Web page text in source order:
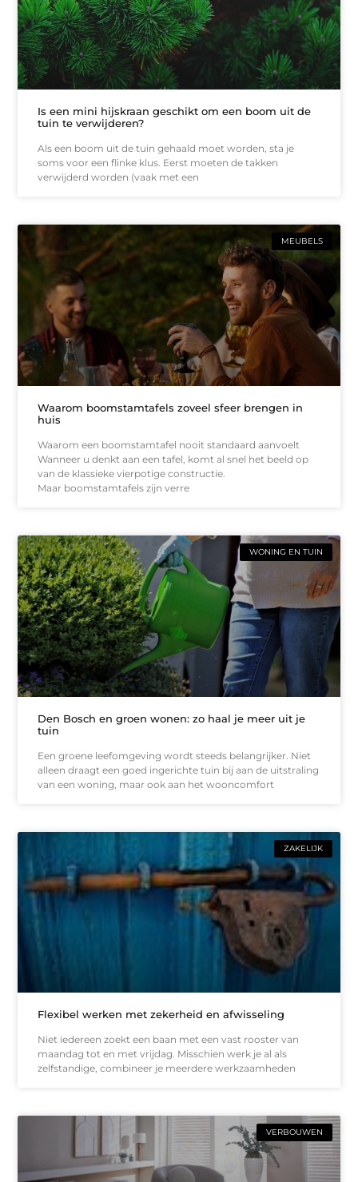
Is een mini hijskraan geschikt om een boom uit de
tuin te verwijderen?
Als een boom uit de tuin gehaald moet worden, sta je
soms voor een flinke klus. Eerst moeten de takken
verwijderd worden (vaak met een
MEUBELS
Waarom boomstamtafels zoveel sfeer brengen in
huis
Waarom een boomstamtafel nooit standaard aanvoelt
Wanneer u denkt aan een tafel, komt al snel het beeld op
van de klassieke vierpotige constructie.
Maar boomstamtafels zijn verre
WONING EN TUIN
Den Bosch en groen wonen: zo haal je meer uit je
tuin
Een groene leefomgeving wordt steeds belangrijker. Niet
alleen draagt een goed ingerichte tuin bij aan de uitstraling
van een woning, maar ook aan het wooncomfort
ZAKELIJK
Flexibel werken met zekerheid en afwisseling
Niet iedereen zoekt een baan met een vast rooster van
maandag tot en met vrijdag. Misschien werk je al als
zelfstandige, combineer je meerdere werkzaamheden
VERBOUWEN